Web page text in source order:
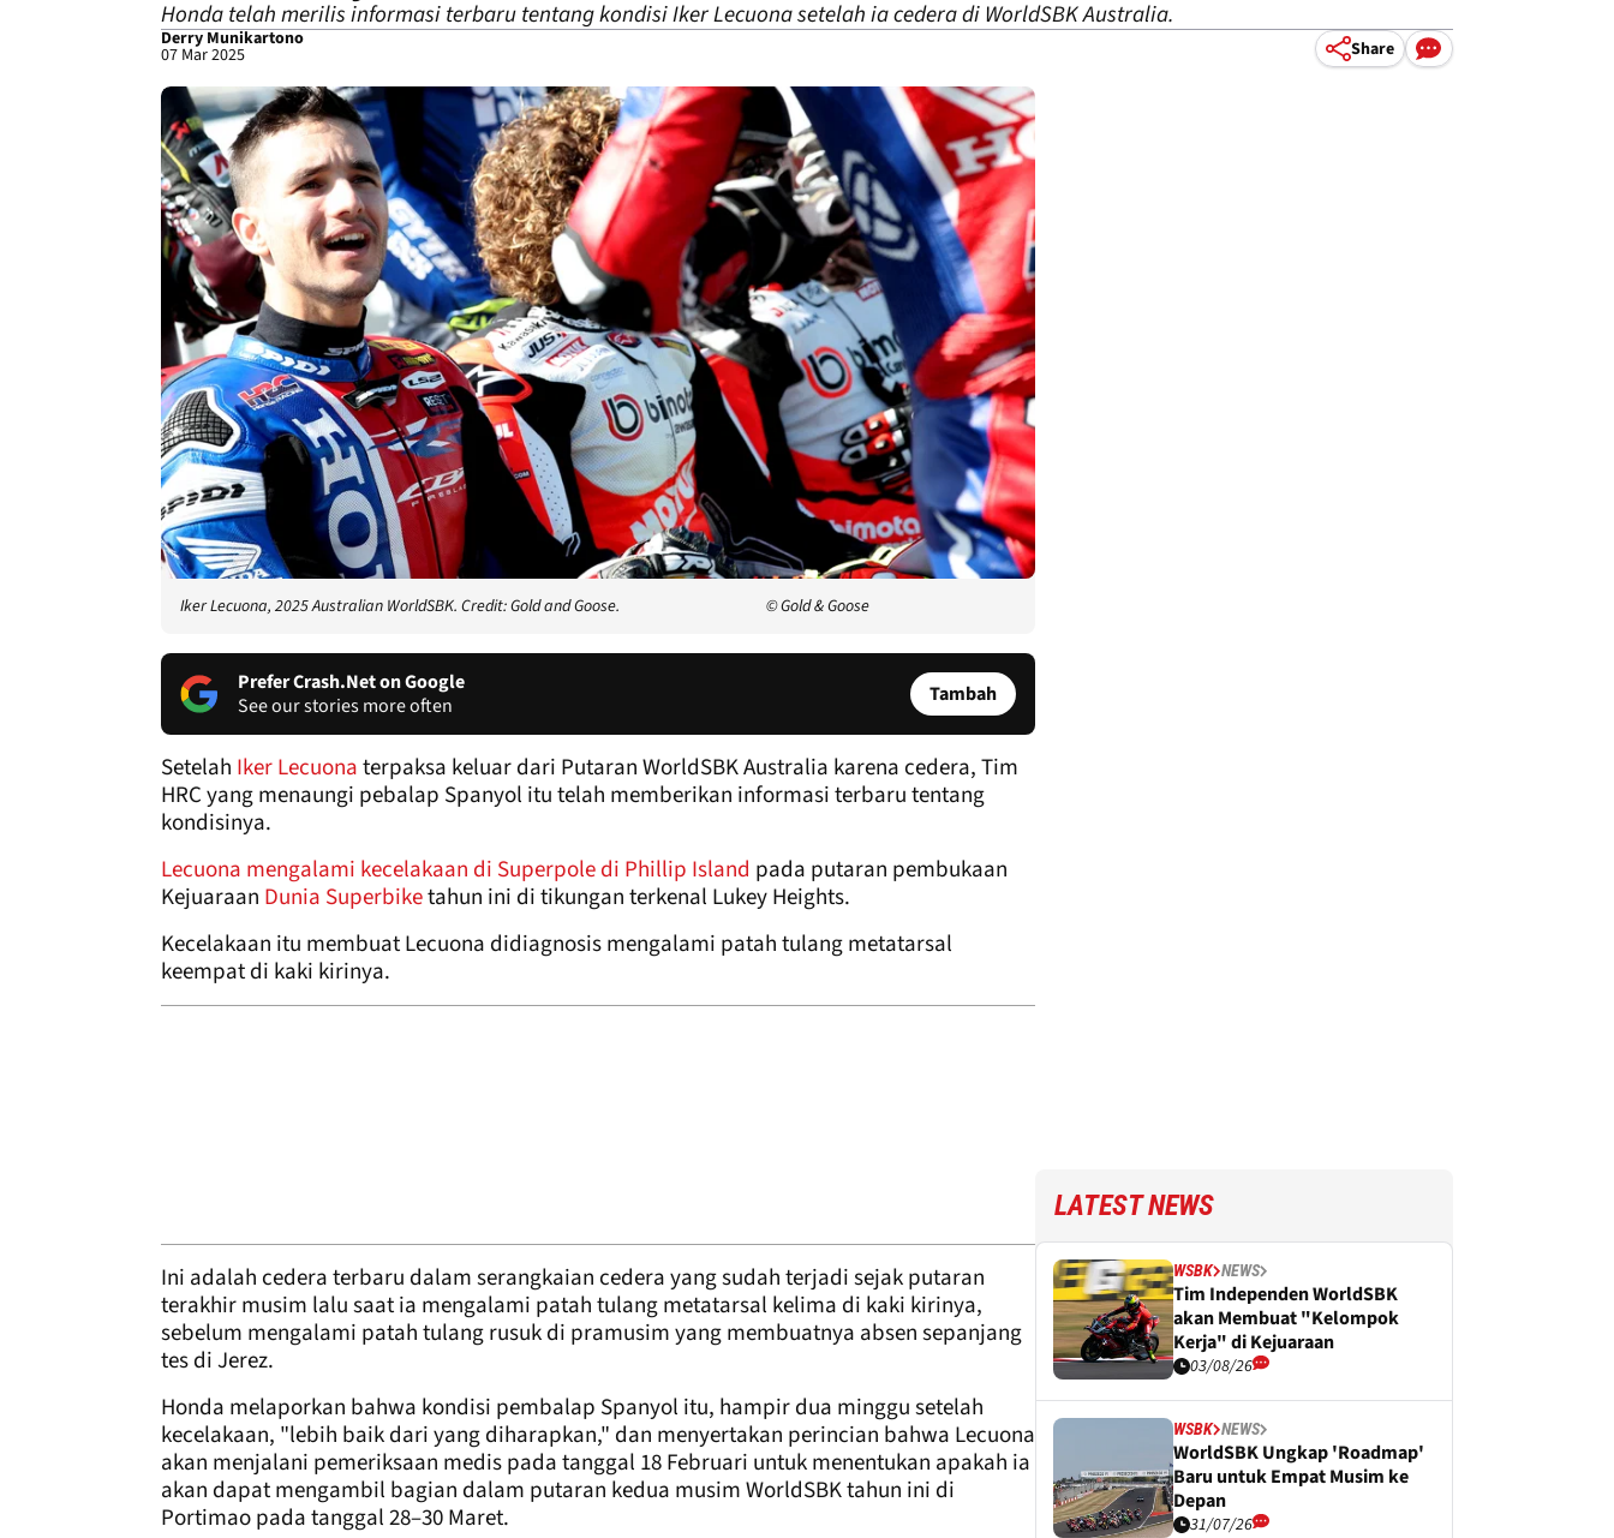
Honda telah merilis informasi terbaru tentang kondisi Iker Lecuona setelah ia cedera di WorldSBK Australia.
Derry Munikartono
07 Mar 2025 Share
Iker Lecuona, 2025 Australian WorldSBK. Credit: Gold and Goose. © Gold & Goose
Prefer Crash.Net on Google
See our stories more often
Tambah
Setelah Iker Lecuonaterpaksa keluar dari Putaran WorldSBK Australia karena cedera, Tim
HRC yang menaungi pebalap Spanyol itu telah memberikan informasi terbaru tentang
kondisinya.
Lecuona mengalami kecelakaan di Superpole di Phillip Island pada putaran pembukaan
Kejuaraan Dunia Superbiketahun ini di tikungan terkenal Lukey Heights.
Kecelakaan itu membuat Lecuona didiagnosis mengalami patah tulang metatarsal
keempat di kaki kirinya.
Ini adalah cedera terbaru dalam serangkaian cedera yang sudah terjadi sejak putaran
terakhir musim lalu saat ia mengalami patah tulang metatarsal kelima di kaki kirinya,
sebelum mengalami patah tulang rusuk di pramusim yang membuatnya absen sepanjang
tes di Jerez.
Honda melaporkan bahwa kondisi pembalap Spanyol itu, hampir dua minggu setelah
kecelakaan, "lebih baik dari yang diharapkan," dan menyertakan perincian bahwa Lecuona
akan menjalani pemeriksaan medis pada tanggal 18 Februari untuk menentukan apakah ia
akan dapat mengambil bagian dalam putaran kedua musim WorldSBK tahun ini di
Portimao pada tanggal 28–30 Maret.
LATEST NEWS
WSBK NEWS
Tim Independen WorldSBK
akan Membuat "Kelompok
Kerja" di Kejuaraan
03/08/26
WSBK NEWS
WorldSBK Ungkap 'Roadmap'
Baru untuk Empat Musim ke
Depan
31/07/26